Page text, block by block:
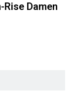
Rise Damen